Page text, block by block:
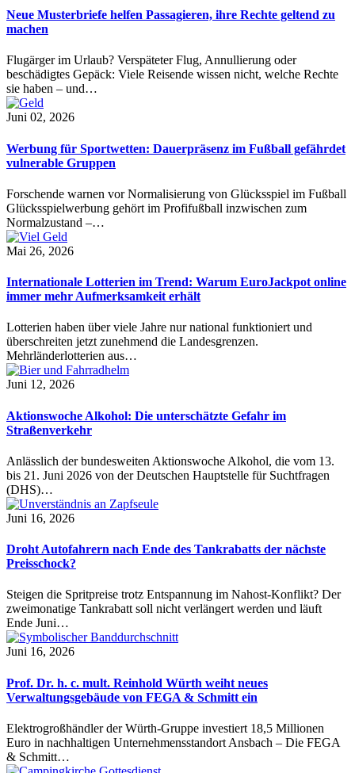
Neue Musterbriefe helfen Passagieren, ihre Rechte geltend zu
machen
Flugärger im Urlaub? Verspäteter Flug, Annullierung oder
beschädigtes Gepäck: Viele Reisende wissen nicht, welche Rechte
sie haben – und…
Juni 02, 2026
Werbung für Sportwetten: Dauerpräsenz im Fußball gefährdet
vulnerable Gruppen
Forschende warnen vor Normalisierung von Glücksspiel im Fußball
Glücksspielwerbung gehört im Profifußball inzwischen zum
Normalzustand –…
Mai 26, 2026
Internationale Lotterien im Trend: Warum EuroJackpot online
immer mehr Aufmerksamkeit erhält
Lotterien haben über viele Jahre nur national funktioniert und
überschreiten jetzt zunehmend die Landesgrenzen.
Mehrländerlotterien aus…
Juni 12, 2026
Aktionswoche Alkohol: Die unterschätzte Gefahr im
Straßenverkehr
Anlässlich der bundesweiten Aktionswoche Alkohol, die vom 13.
bis 21. Juni 2026 von der Deutschen Hauptstelle für Suchtfragen
(DHS)…
Juni 16, 2026
Droht Autofahrern nach Ende des Tankrabatts der nächste
Preisschock?
Steigen die Spritpreise trotz Entspannung im Nahost-Konflikt? Der
zweimonatige Tankrabatt soll nicht verlängert werden und läuft
Ende Juni…
Juni 16, 2026
Prof. Dr. h. c. mult. Reinhold Würth weiht neues
Verwaltungsgebäude von FEGA & Schmitt ein
Elektrogroßhändler der Würth-Gruppe investiert 18,5 Millionen
Euro in nachhaltigen Unternehmensstandort Ansbach – Die FEGA
& Schmitt…